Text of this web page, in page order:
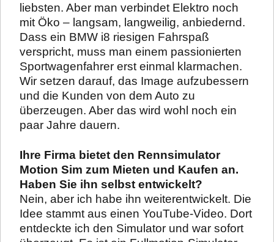
liebsten. Aber man verbindet Elektro noch
mit Öko – langsam, langweilig, anbiedernd.
Dass ein BMW i8 riesigen Fahrspaß
verspricht, muss man einem passionierten
Sportwagenfahrer erst einmal klarmachen.
Wir setzen darauf, das Image aufzubessern
und die Kunden von dem Auto zu
überzeugen. Aber das wird wohl noch ein
paar Jahre dauern.
Ihre Firma bietet den Rennsimulator
Motion Sim zum Mieten und Kaufen an.
Haben Sie ihn selbst entwickelt?
Nein, aber ich habe ihn weiterentwickelt. Die
Idee stammt aus einen YouTube-Video. Dort
entdeckte ich den Simulator und war sofort